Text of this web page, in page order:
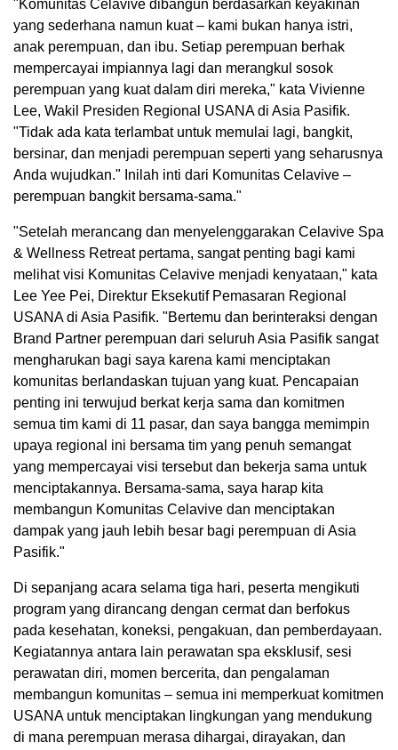
"Komunitas Celavive dibangun berdasarkan keyakinan
yang sederhana namun kuat – kami bukan hanya istri,
anak perempuan, dan ibu. Setiap perempuan berhak
mempercayai impiannya lagi dan merangkul sosok
perempuan yang kuat dalam diri mereka," kata Vivienne
Lee, Wakil Presiden Regional USANA di Asia Pasifik.
"Tidak ada kata terlambat untuk memulai lagi, bangkit,
bersinar, dan menjadi perempuan seperti yang seharusnya
Anda wujudkan." Inilah inti dari Komunitas Celavive –
perempuan bangkit bersama-sama."
"Setelah merancang dan menyelenggarakan Celavive Spa
& Wellness Retreat pertama, sangat penting bagi kami
melihat visi Komunitas Celavive menjadi kenyataan," kata
Lee Yee Pei, Direktur Eksekutif Pemasaran Regional
USANA di Asia Pasifik. "Bertemu dan berinteraksi dengan
Brand Partner perempuan dari seluruh Asia Pasifik sangat
mengharukan bagi saya karena kami menciptakan
komunitas berlandaskan tujuan yang kuat. Pencapaian
penting ini terwujud berkat kerja sama dan komitmen
semua tim kami di 11 pasar, dan saya bangga memimpin
upaya regional ini bersama tim yang penuh semangat
yang mempercayai visi tersebut dan bekerja sama untuk
menciptakannya. Bersama-sama, saya harap kita
membangun Komunitas Celavive dan menciptakan
dampak yang jauh lebih besar bagi perempuan di Asia
Pasifik."
Di sepanjang acara selama tiga hari, peserta mengikuti
program yang dirancang dengan cermat dan berfokus
pada kesehatan, koneksi, pengakuan, dan pemberdayaan.
Kegiatannya antara lain perawatan spa eksklusif, sesi
perawatan diri, momen bercerita, dan pengalaman
membangun komunitas – semua ini memperkuat komitmen
USANA untuk menciptakan lingkungan yang mendukung
di mana perempuan merasa dihargai, dirayakan, dan